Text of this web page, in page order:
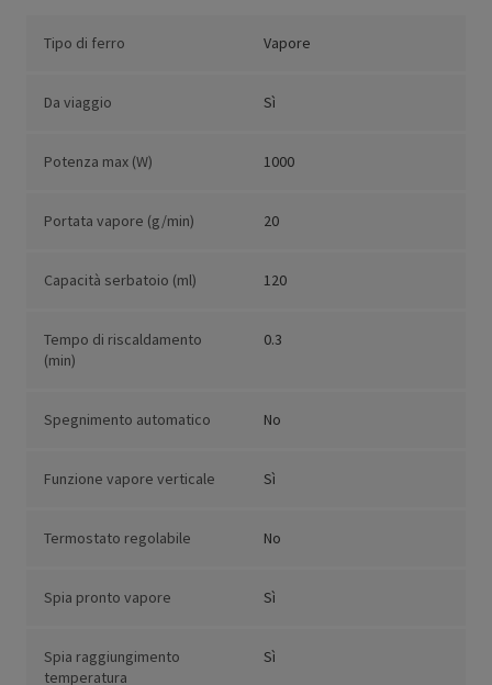
Tipo di ferro Vapore
Da viaggio Sì
Potenza max (W) 1000
Portata vapore (g/min) 20
Capacità serbatoio (ml) 120
Tempo di riscaldamento
(min)
0.3
Spegnimento automatico No
Funzione vapore verticale Sì
Termostato regolabile No
Spia pronto vapore Sì
Spia raggiungimento
temperatura
Sì